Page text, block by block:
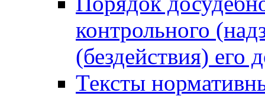
контрольного
(бездействия)
Тексты